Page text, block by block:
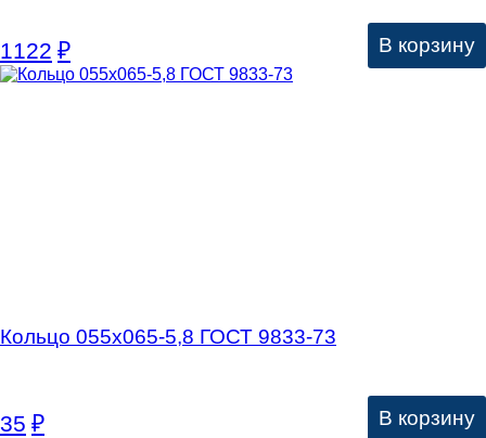
1122 ₽ В корзину
Кольцо 055х065-5,8 ГОСТ 9833-73
35 ₽ В корзину